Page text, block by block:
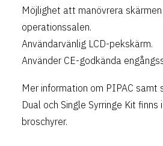
Möjlighet att manövrera
operationssalen.
Användarvänlig LCD-pekskärm.
Använder CE-godkända
Mer information om PIPAC samt
Dual och Single Syrringe Kit finns
broschyrer.